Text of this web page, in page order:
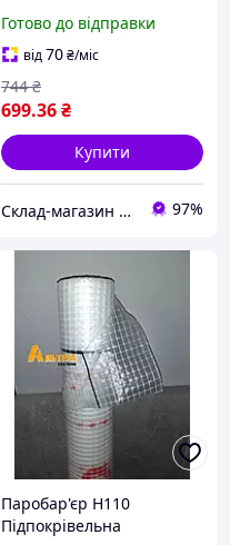
Готово до відправки
від70₴/міс
699.36₴
744 ₴
Купити
Склад-магазин "Свояк Group". 97%
Паробар'єр Н110
Підпокрівельна